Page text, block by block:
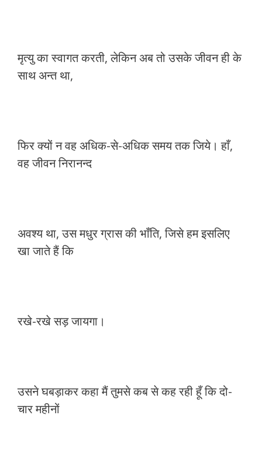
मृत्यु का स्वागत करती, लेकिन अब तो उसके जीवन ही के
साथ अन्त था,
फिर क्यों न वह अधिक-से-अधिक समय तक जिये। हाँ,
वह जीवन निरानन्द
अवश्य था, उस मधुर ग्रास की भाँति, जिसे हम इसलिए
खा जाते हैं कि
रखे-रखे सड़ जायगा।
उसने घबड़ाकर कहा मैं तुमसे कब से कह रही हूँ कि दो-
चार महीनों